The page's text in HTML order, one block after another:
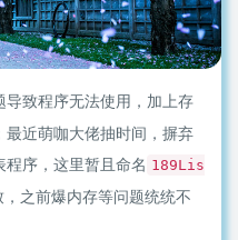
导致程序无法使用，加上存
近萌咖大佬抽时间，摒弃
序，这里暂且命名 189Lis
之前爆内存等问题统统不